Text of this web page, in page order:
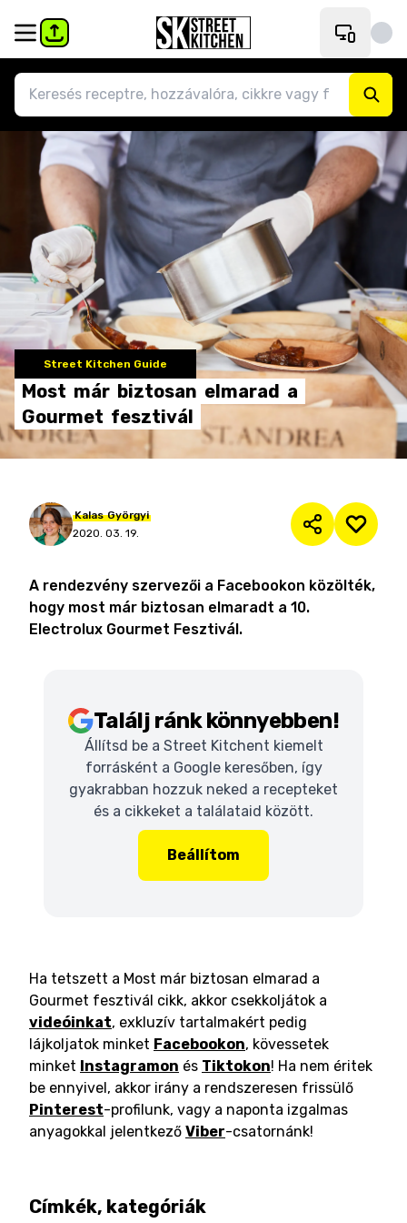
Street Kitchen Guide
Most már biztosan elmarad a
Gourmet fesztivál
Kalas Györgyi
2020. 03. 19.
A rendezvény szervezői a Facebookon közölték,
hogy most már biztosan elmaradt a 10.
Electrolux Gourmet Fesztivál.
Találj ránk könnyebben!
Állítsd be a Street Kitchent kiemelt
forrásként a Google keresőben, így
gyakrabban hozzuk neked a recepteket
és a cikkeket a találataid között.
Beállítom
Ha tetszett a Most már biztosan elmarad a
Gourmet fesztivál cikk, akkor csekkoljátok a
videóinkat, exkluzív tartalmakért pedig
lájkoljatok minket Facebookon, kövessetek
minket Instagramon és Tiktokon! Ha nem éritek
be ennyivel, akkor irány a rendszeresen frissülő
Pinterest-profilunk, vagy a naponta izgalmas
anyagokkal jelentkező Viber-csatornánk!
Címkék, kategóriák